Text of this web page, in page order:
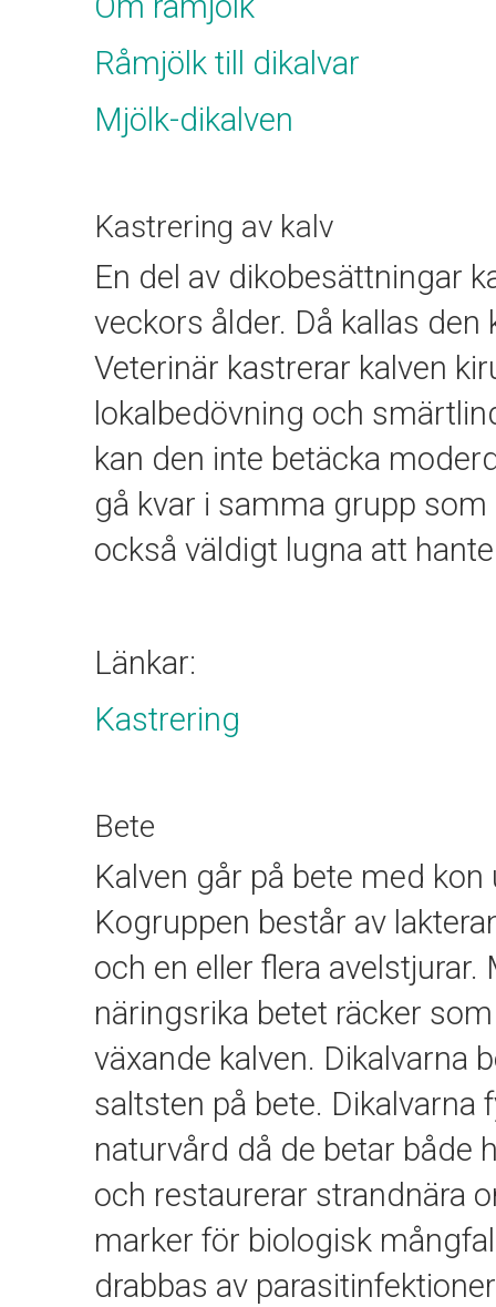
Råmjölk till dikalvar
Mjölk-dikalven
Kastrering av kalv
En del av dikobesättningar
veckors ålder. Då kallas
Veterinär kastrerar kalven
lokalbedövning och
kan den inte betäcka
gå kvar i samma grupp
också väldigt lugna att
Länkar:
Kastrering
Bete
Kalven går på bete med
Kogruppen består av
och en eller flera
näringsrika betet räcker
växande kalven. Dikalvarna
saltsten på bete.
naturvård då de betar både
och restaurerar strandnära
marker för biologisk
drabbas av